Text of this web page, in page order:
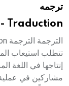
ترجمه
Traduction
تتطلب استيعاب
إنتاجها في اللغة
مشاركين في عملية